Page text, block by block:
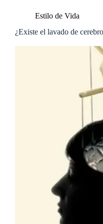
Estilo de Vida
¿Existe el lavado de